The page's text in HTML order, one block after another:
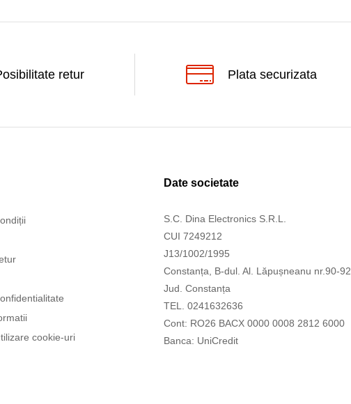
retur Plata securizata
cookie-uri
Date societate
S.C. Dina Electronics S.R.L.
CUI 7249212
J13/1002/1995
Constanța, B-dul. Al. Lăpușneanu nr.90-92,
Jud. Constanța
TEL. 0241632636
Cont: RO26 BACX 0000 0008 2812 6000
Banca: UniCredit